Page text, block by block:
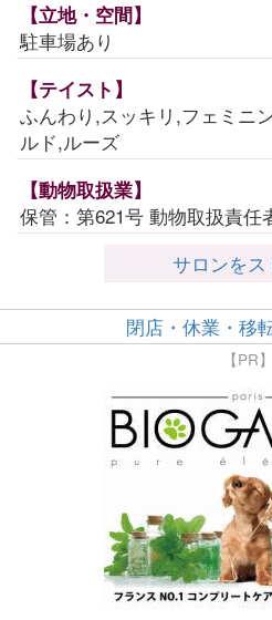
【立地・空間】
駐車場あり
【テイスト】
ふんわり,スッキリ,フェミニ
ルド,ルーズ
【動物取扱業】
保管：第621号 動物取扱責
サロンをス
閉店・休業・移
【PR】